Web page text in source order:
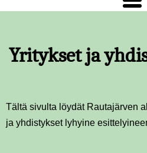
Yritykset ja
Tältä sivulta löydät Rautajärven
ja yhdistykset lyhyine